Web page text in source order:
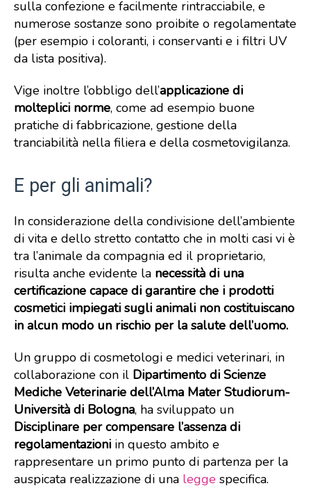
sulla confezione e facilmente rintracciabile, e
numerose sostanze sono proibite o regolamentate
(per esempio i coloranti, i conservanti e i filtri UV
da lista positiva).
Vige inoltre l’obbligo dell’applicazione di
molteplici norme, come ad esempio buone
pratiche di fabbricazione, gestione della
tranciabilità nella filiera e della cosmetovigilanza.
E per gli animali?
In considerazione della condivisione dell’ambiente
di vita e dello stretto contatto che in molti casi vi è
tra l’animale da compagnia ed il proprietario,
risulta anche evidente la necessità di una
certificazione capace di garantire che i prodotti
cosmetici impiegati sugli animali non costituiscano
in alcun modo un rischio per la salute dell’uomo.
Un gruppo di cosmetologi e medici veterinari, in
collaborazione con il Dipartimento di Scienze
Mediche Veterinarie dell’Alma Mater Studiorum-
Università di Bologna, ha sviluppato un
Disciplinare per compensare l’assenza di
regolamentazioni in questo ambito e
rappresentare un primo punto di partenza per la
auspicata realizzazione di una legge specifica.